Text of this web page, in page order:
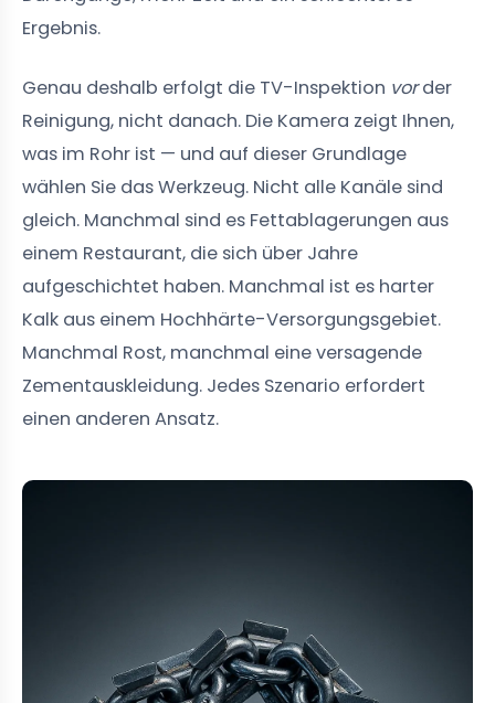
Ergebnis.
Genau deshalb erfolgt die TV-Inspektion vorder
Reinigung, nicht danach. Die Kamera zeigt Ihnen,
was im Rohr ist — und auf dieser Grundlage
wählen Sie das Werkzeug. Nicht alle Kanäle sind
gleich. Manchmal sind es Fettablagerungen aus
einem Restaurant, die sich über Jahre
aufgeschichtet haben. Manchmal ist es harter
Kalk aus einem Hochhärte-Versorgungsgebiet.
Manchmal Rost, manchmal eine versagende
Zementauskleidung. Jedes Szenario erfordert
einen anderen Ansatz.